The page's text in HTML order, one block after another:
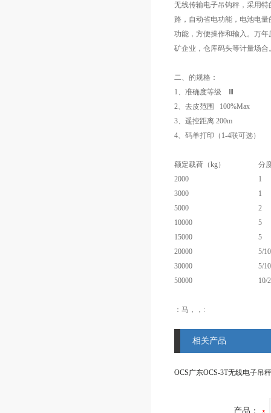
无线传输电子吊钩秤，采用
路，自动省电功能，电池电
功能，方便操作和输入。万
矿企业，仓库码头等计量场合
二、 的规格：
1、准确度等级 Ⅲ
2、去皮范围 100%Max
3、遥控距离 200m
4、码单打印（1-4联可选）
额定载荷（kg）
分
2000
1
3000
1
5000
2
10000
5
15000
5
20000
5/10
30000
5/10
50000
10/
：马，，:
相关产品
产品：